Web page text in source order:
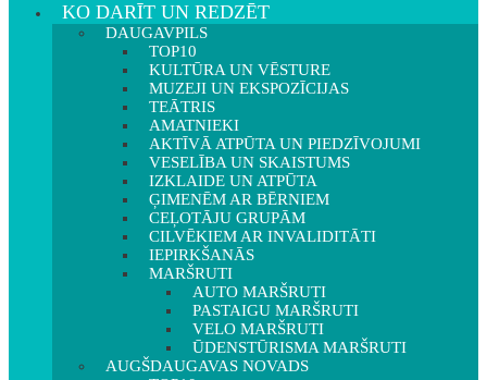
KO DARĪT UN REDZĒT
DAUGAVPILS
TOP10
KULTŪRA UN VĒSTURE
MUZEJI UN EKSPOZĪCIJAS
TEĀTRIS
AMATNIEKI
AKTĪVĀ ATPŪTA UN PIEDZĪVOJUMI
VESELĪBA UN SKAISTUMS
IZKLAIDE UN ATPŪTA
ĢIMENĒM AR BĒRNIEM
CEĻOTĀJU GRUPĀM
CILVĒKIEM AR INVALIDITĀTI
IEPIRKŠANĀS
MARŠRUTI
AUTO MARŠRUTI
PASTAIGU MARŠRUTI
VELO MARŠRUTI
ŪDENSTŪRISMA MARŠRUTI
AUGŠDAUGAVAS NOVADS